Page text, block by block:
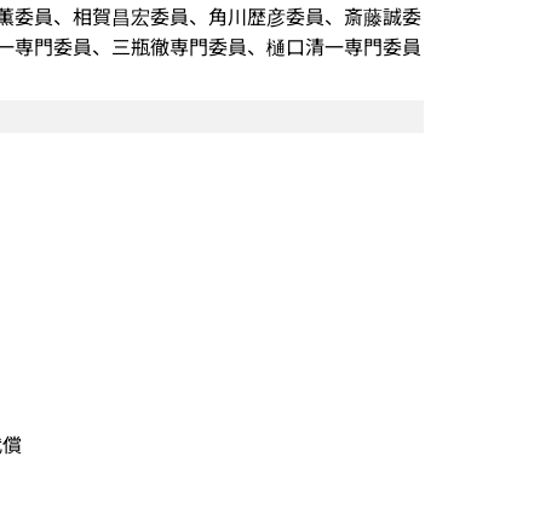
委員、相賀昌宏委員、角川歴彦委員、斎藤誠委
門委員、三瓶徹専門委員、樋口清一専門委員